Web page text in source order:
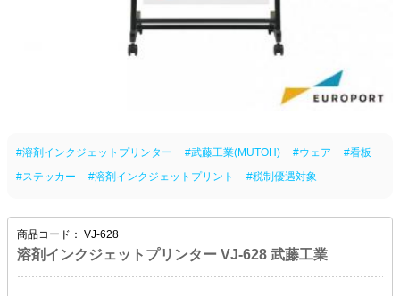
#溶剤インクジェットプリンター #武藤工業(MUTOH) #ウェア
#看板
#ステッカー
#溶剤インクジェットプリント #税制優遇対象
商品コード： VJ-628
溶剤インクジェットプリンター VJ-628 武藤工業